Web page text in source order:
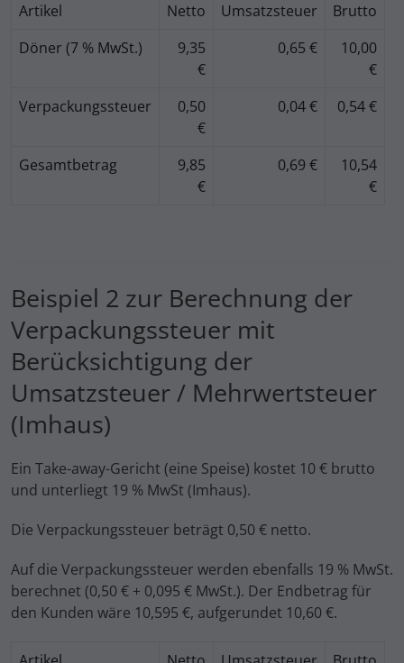
Artikel Netto Umsatzsteuer
Brutto
Döner (7 % MwSt.)
9,35
€
0,65 €
10,00
€
Verpackungssteuer
0,50
€
0,04 € 0,54 €
Gesamtbetrag
9,85
€
0,69 €
10,54
€
Beispiel 2 zur Berechnung der
Verpackungssteuer mit
Berücksichtigung der
Umsatzsteuer / Mehrwertsteuer
(Imhaus)
Ein Take-away-Gericht (eine Speise) kostet 10 € brutto
und unterliegt 19 % MwSt (Imhaus).
Die Verpackungssteuer beträgt 0,50 € netto.
Auf die Verpackungssteuer werden ebenfalls 19 % MwSt.
berechnet (0,50 € + 0,095 € MwSt.). Der Endbetrag für
den Kunden wäre 10,595 €, aufgerundet 10,60 €.